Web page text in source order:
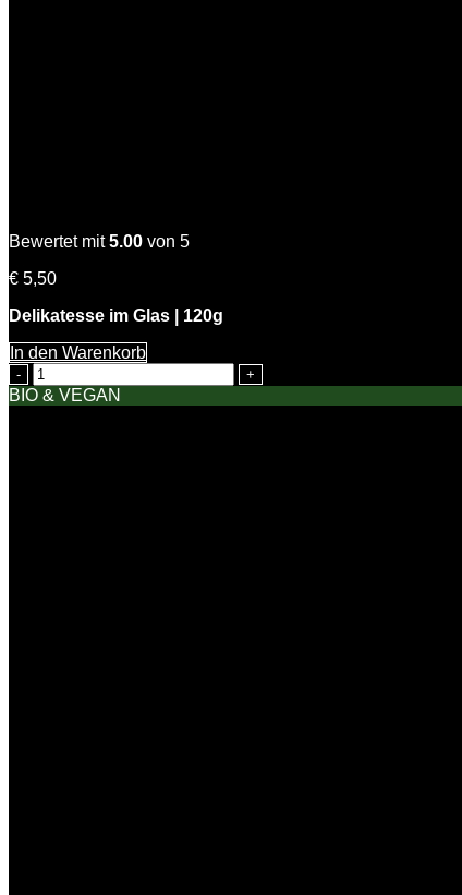
Bewertet mit5.00 von 5
€ 5,50
Delikatesse im Glas | 120g
In den Warenkorb
Zitronen
Dill
Senfsauce
BIO & VEGAN